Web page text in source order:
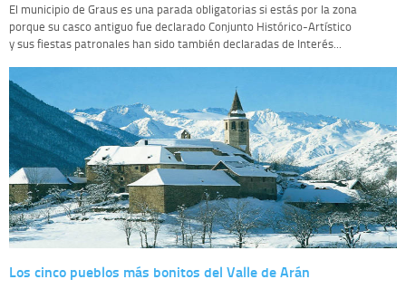
El municipio de Graus es una parada obligatorias si estás por la zona
porque su casco antiguo fue declarado Conjunto Histórico-Artístico
y sus fiestas patronales han sido también declaradas de Interés...
Los cinco pueblos más bonitos del Valle de Arán